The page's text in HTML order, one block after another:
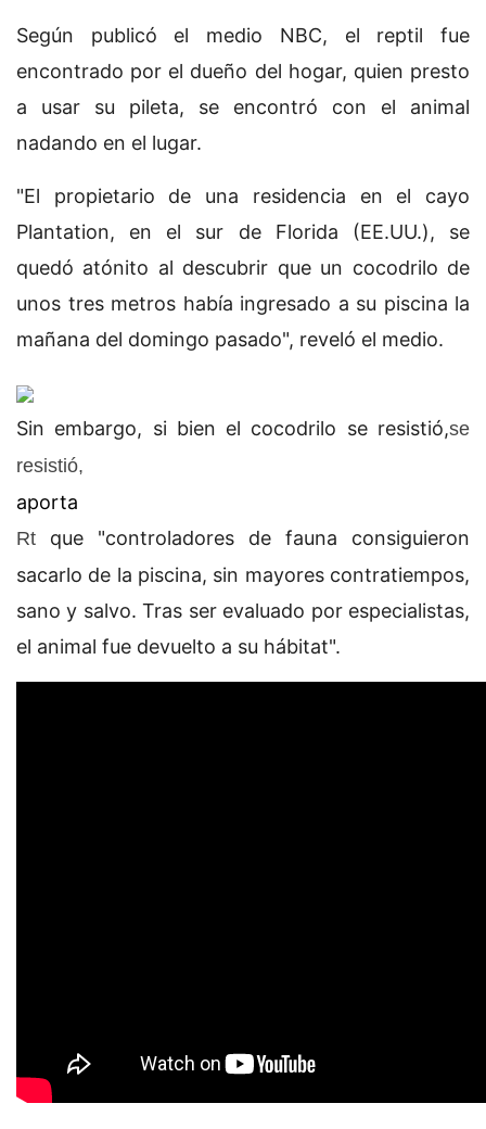
Según publicó el medio NBC, el reptil fue
encontrado por el dueño del hogar, quien presto
a usar su pileta, se encontró con el animal
nadando en el lugar.
"El propietario de una residencia en el cayo
Plantation, en el sur de Florida (EE.UU.), se
quedó atónito al descubrir que un cocodrilo de
unos tres metros había ingresado a su piscina la
mañana del domingo pasado", reveló el medio.
Sin embargo, si bien el cocodrilo se resistió,se
resistió,
aporta
Rt que "controladores de fauna consiguieron
sacarlo de la piscina, sin mayores contratiempos,
sano y salvo. Tras ser evaluado por especialistas,
el animal fue devuelto a su hábitat".